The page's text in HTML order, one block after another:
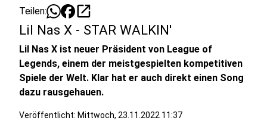
Teilen: open_in_new
Lil Nas X - STAR WALKIN'
Lil Nas X ist neuer Präsident von League of
Legends, einem der meistgespielten kompetitiven
Spiele der Welt. Klar hat er auch direkt einen Song
dazu rausgehauen.
Veröffentlicht: Mittwoch, 23.11.2022 11:37